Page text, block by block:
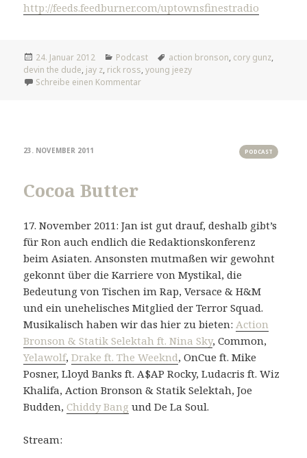
http://feeds.feedburner.com/uptownsfinestradio
Veröffentlicht
am
24. Januar 2012 Kategorien
Podcast Tags
action bronson, cory gunz,
devin the dude, jay z, rick ross,young jeezy
Schreibe einen Kommentarzu Glory
23. NOVEMBER 2011 PODCAST
Cocoa Butter
17. November 2011: Jan ist gut drauf, deshalb gibt’s
für Ron auch endlich die Redaktionskonferenz
beim Asiaten. Ansonsten mutmaßen wir gewohnt
gekonnt über die Karriere von Mystikal, die
Bedeutung von Tischen im Rap, Versace & H&M
und ein unehelisches Mitglied der Terror Squad.
Musikalisch haben wir das hier zu bieten: Action
Bronson & Statik Selektah ft. Nina Sky, Common,
Yelawolf,Drake ft. The Weeknd, OnCue ft. Mike
Posner, Lloyd Banks ft. A$AP Rocky, Ludacris ft. Wiz
Khalifa, Action Bronson & Statik Selektah, Joe
Budden, Chiddy Bang und De La Soul.
Stream: